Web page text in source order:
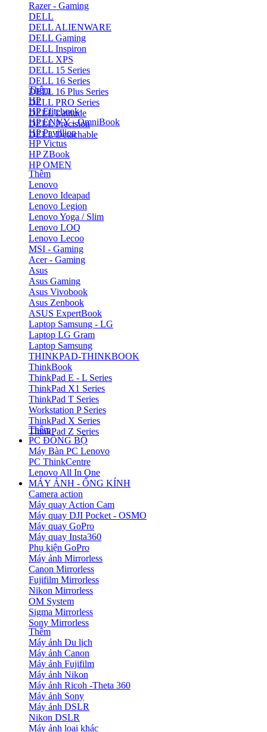
Razer - Gaming
DELL
DELL ALIENWARE
DELL Gaming
DELL Inspiron
DELL XPS
DELL 15 Series
DELL 16 Series
DELL 16 Plus Series
DELL PRO Series
DELL Latitude
DELL Precision
DELL Detachable
Thêm
HP
HP Elitebook
HP ENVY - OmniBook
HP Pavillion
HP Victus
HP ZBook
HP OMEN
Thêm
Lenovo
Lenovo Ideapad
Lenovo Legion
Lenovo Yoga / Slim
Lenovo LOQ
Lenovo Lecoo
MSI - Gaming
Acer - Gaming
Asus
Asus Gaming
Asus Vivobook
Asus Zenbook
ASUS ExpertBook
Laptop Samsung - LG
Laptop LG Gram
Laptop Samsung
THINKPAD-THINKBOOK
ThinkBook
ThinkPad E - L Series
ThinkPad X1 Series
ThinkPad T Series
Workstation P Series
ThinkPad X Series
ThinkPad Z Series
Thêm
PC ĐỒNG BỘ
Máy Bàn PC Lenovo
PC ThinkCentre
Lenovo All In One
MÁY ẢNH - ỐNG KÍNH
Camera action
Máy quay Action Cam
Máy quay DJI Pocket - OSMO
Máy quay GoPro
Máy quay Insta360
Phụ kiện GoPro
Máy ảnh Mirrorless
Canon Mirrorless
Fujifilm Mirrorless
Nikon Mirrorless
OM System
Sigma Mirrorless
Sony Mirrorless
Thêm
Máy ảnh Du lịch
Máy ảnh Canon
Máy ảnh Fujifilm
Máy ảnh Nikon
Máy ảnh Ricoh -Theta 360
Máy ảnh Sony
Máy ảnh DSLR
Nikon DSLR
Máy ảnh loại khác